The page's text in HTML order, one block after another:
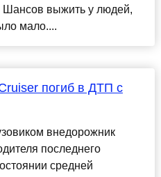
Шансов выжить у людей,
мало....
погиб в ДТП с
внедорожник
последнего
средней